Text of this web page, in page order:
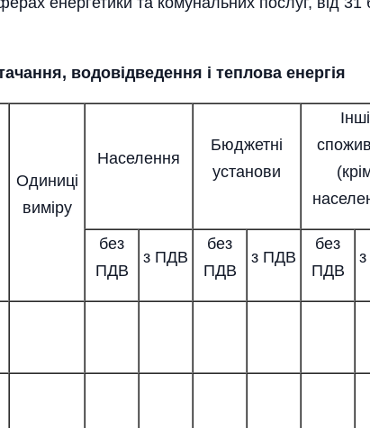
водовідведення і теплова енергія
Одиниці
виміру
Населення
Бюджетні
установи
Інші
без
ПДВ
з ПДВ
без
ПДВ
з ПДВ
без
ПДВ